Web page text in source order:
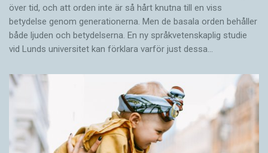
över tid, och att orden inte är så hårt knutna till en viss
betydelse genom generationerna. Men de basala orden behåller
både ljuden och betydelserna. En ny språkvetenskaplig studie
vid Lunds universitet kan förklara varför just dessa…